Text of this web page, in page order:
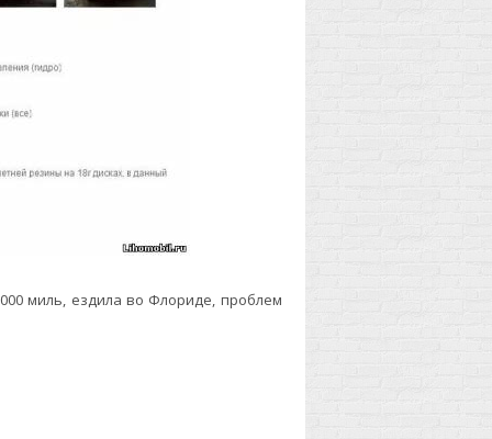
миль, ездила во Флориде, проблем